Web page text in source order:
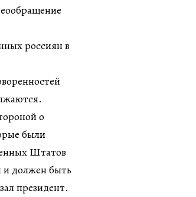
россиян в
о
были
Штатов
должен быть
президент.